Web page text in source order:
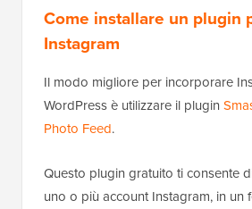
Come installare un plugin
Instagram
Il modo migliore per incorporare
WordPress è utilizzare il plugin
Photo Feed.
Questo plugin gratuito ti consente
uno o più account Instagram, in un